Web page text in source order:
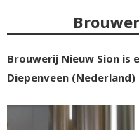
Brouwerij Nieuw Sion is
Diepenveen